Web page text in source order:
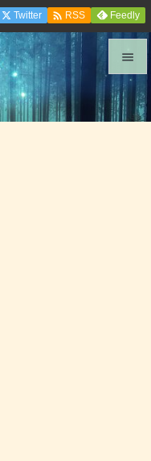


メニュ
Twitter  RSS Feedly